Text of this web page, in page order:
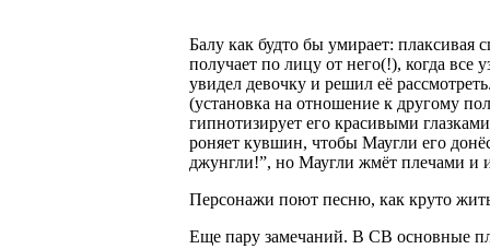
Балу как будто бы умирает: плаксивая
получает по лицу от него(!), когда
увидел девочку и решил её
(установка на отношение к другому
гипнотизирует его красивыми
роняет кувшин, чтобы Маугли его
джунгли!”, но Маугли жмёт плечами и
Персонажи поют песню, как круто
Еще пару замечаний. В СВ основные